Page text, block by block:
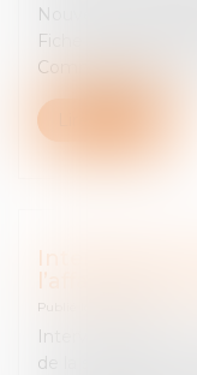
Nouvelles
Fiche pratique par
Communication
Intervention
l’affaire de la
Publié le :
Intervention de
de la succession «